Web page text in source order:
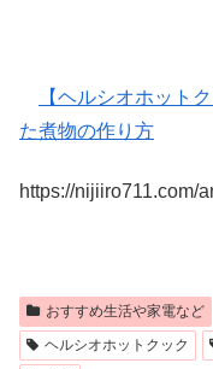
【ヘルシオホット
た煮物の作り方
https://nijiiro711.com/
おすすめ生活や家電など
ヘルシオホットクック